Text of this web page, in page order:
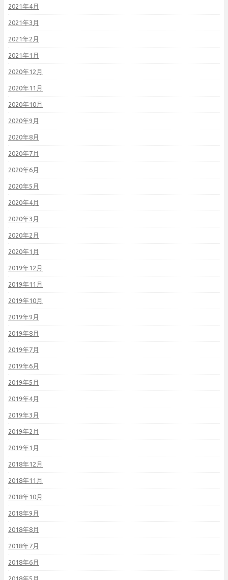
2021年4月
2021年3月
2021年2月
2021年1月
2020年12月
2020年11月
2020年10月
2020年9月
2020年8月
2020年7月
2020年6月
2020年5月
2020年4月
2020年3月
2020年2月
2020年1月
2019年12月
2019年11月
2019年10月
2019年9月
2019年8月
2019年7月
2019年6月
2019年5月
2019年4月
2019年3月
2019年2月
2019年1月
2018年12月
2018年11月
2018年10月
2018年9月
2018年8月
2018年7月
2018年6月
2018年5月